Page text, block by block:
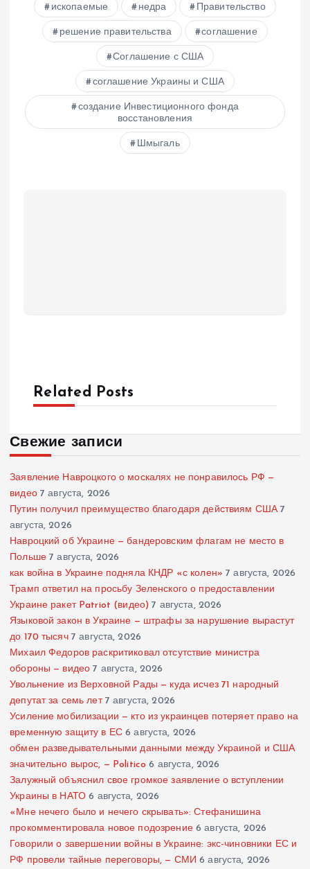
ископаемые недра Правительство
решение правительства соглашение
Соглашение с США
соглашение Украины и США
создание Инвестиционного фонда
восстановления
Шмыгаль
Related Posts
Свежие записи
Заявление Навроцкого о москалях не понравилось РФ —
видео 7 августа, 2026
Путин получил преимущество благодаря действиям США 7
августа, 2026
Навроцкий об Украине — бандеровским флагам не место в
Польше 7 августа, 2026
как война в Украине подняла КНДР «с колен» 7 августа, 2026
Трамп ответил на просьбу Зеленского о предоставлении
Украине ракет Patriot (видео) 7 августа, 2026
Языковой закон в Украине — штрафы за нарушение вырастут
до 170 тысяч 7 августа, 2026
Михаил Федоров раскритиковал отсутствие министра
обороны — видео 7 августа, 2026
Увольнение из Верховной Рады — куда исчез 71 народный
депутат за семь лет 7 августа, 2026
Усиление мобилизации — кто из украинцев потеряет право на
временную защиту в ЕС 6 августа, 2026
обмен разведывательными данными между Украиной и США
значительно вырос, — Politico 6 августа, 2026
Залужный объяснил свое громкое заявление о вступлении
Украины в НАТО 6 августа, 2026
«Мне нечего было и нечего скрывать»: Стефанишина
прокомментировала новое подозрение 6 августа, 2026
Говорили о завершении войны в Украине: экс-чиновники ЕС и
РФ провели тайные переговоры, — СМИ 6 августа, 2026